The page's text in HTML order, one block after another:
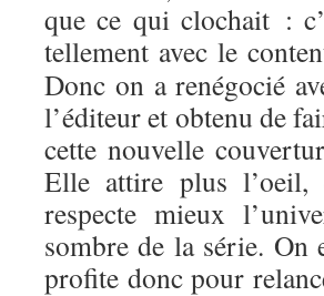
que ce qui clochait :
tellement avec le
Donc on a renégocié
l’éditeur et obtenu de
cette nouvelle
Elle attire plus l’oeil,
respecte mieux
sombre de la série. On
profite donc pour